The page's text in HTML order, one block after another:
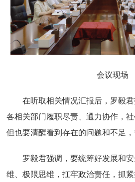
会议现场
在听取相关情况汇报后，罗毅
各相关部门履职尽责、通力协作，
但也要清醒看到存在的问题和不足，
罗毅君强调，要统筹好发展和
维、极限思维，扛牢政治责任，抓